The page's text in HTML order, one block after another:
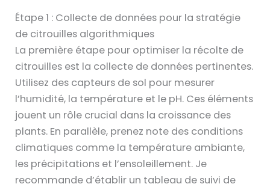
Étape 1 : Collecte de données pour la stratégie
de citrouilles algorithmiques
La première étape pour optimiser la récolte de
citrouilles est la collecte de données pertinentes.
Utilisez des capteurs de sol pour mesurer
l’humidité, la température et le pH. Ces éléments
jouent un rôle crucial dans la croissance des
plants. En parallèle, prenez note des conditions
climatiques comme la température ambiante,
les précipitations et l’ensoleillement. Je
recommande d’établir un tableau de suivi de